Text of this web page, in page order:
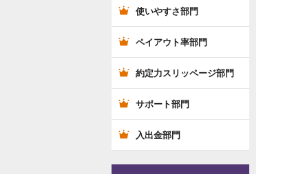
使いやすさ部門
ペイアウト率部門
約定力スリッページ部門
サポート部門
入出金部門